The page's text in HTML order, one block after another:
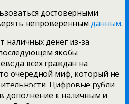
достоверными
непроверенным данным.
наличных денег из-за
якобы
всех граждан на
очередной миф, который не
Цифровые рубли
дополнение к наличным и